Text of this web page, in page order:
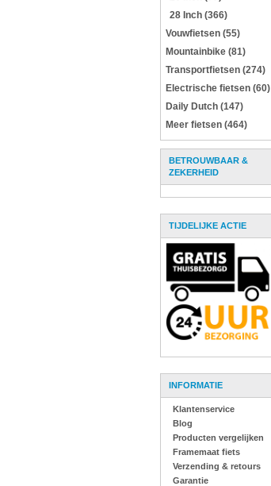
28 Inch (366)
Vouwfietsen (55)
Mountainbike (81)
Transportfietsen (274)
Electrische fietsen (60)
Daily Dutch (147)
Meer fietsen (464)
BETROUWBAAR &
ZEKERHEID
TIJDELIJKE ACTIE
INFORMATIE
Klantenservice
Blog
Producten vergelijken
Framemaat fiets
Verzending & retours
Garantie